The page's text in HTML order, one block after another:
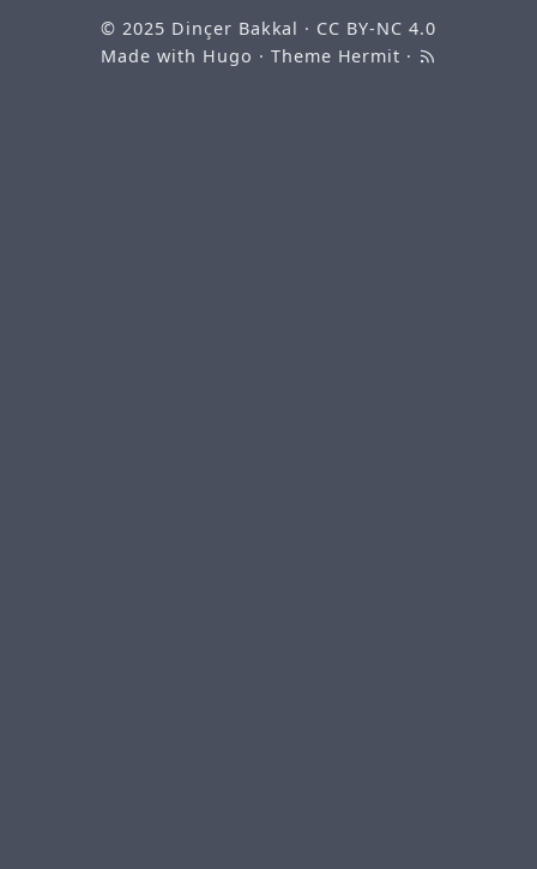
© 2025 Dinçer Bakkal · CC BY-NC 4.0
Made with Hugo · Theme Hermit ·